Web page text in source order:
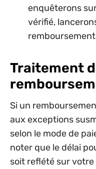
enquêterons
vérifié,
Traitement
Si un
aux exceptions
selon le mode de
noter que le délai
soit reflété sur